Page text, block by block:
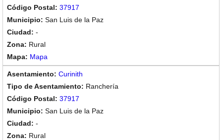
37917
San Luis de la Paz
-
Rural
Mapa
Curinith
Ranchería
37917
San Luis de la Paz
-
Rural